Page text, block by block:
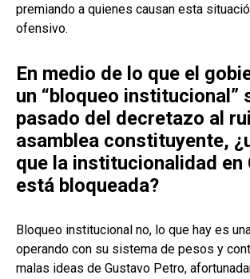
premiando a quienes causan esta
ofensivo.
En medio de lo que el
un “bloqueo institucional”
pasado del decretazo al
asamblea constituyente,
que la institucionalidad en
está bloqueada?
Bloqueo institucional no, lo que hay es
operando con su sistema de pesos y
malas ideas de Gustavo Petro,